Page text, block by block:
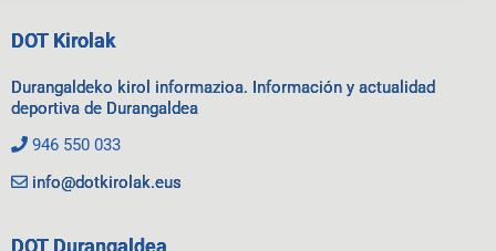
DOT Kirolak
Durangaldeko kirol informazioa. Información y actualidad
deportiva de Durangaldea
946 550 033
info@dotkirolak.eus
DOT Durangaldea